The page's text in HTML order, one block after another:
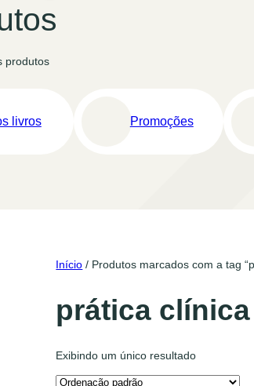
produtos
livros Promoções
Início / Produtos marcados com a tag
prática clínica
Exibindo um único resultado